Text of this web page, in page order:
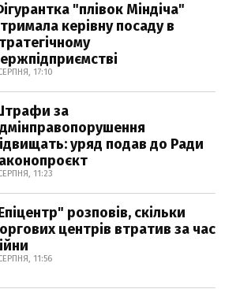
"плівок Міндіча"
керівну посаду в
17:10
за
уряд подав до Ради
11:23
розповів, скільки
центрів втратив за час
11:56